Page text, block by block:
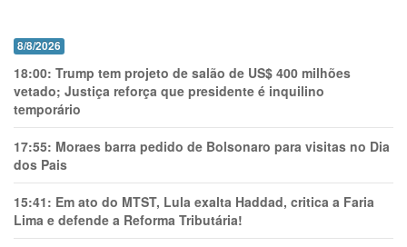
8/8/2026
18:00: Trump tem projeto de salão de US$ 400 milhões
vetado; Justiça reforça que presidente é inquilino
temporário
17:55: Moraes barra pedido de Bolsonaro para visitas no Dia
dos Pais
15:41: Em ato do MTST, Lula exalta Haddad, critica a Faria
Lima e defende a Reforma Tributária!